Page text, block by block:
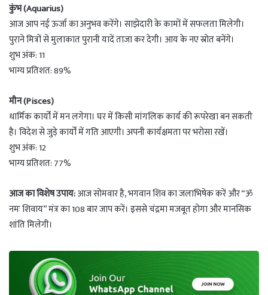
कुंभ (Aquarius)
आज आप नई ऊर्जा का अनुभव करेंगे। साझेदारी के कामों में सफलता मिलेगी।
पुराने मित्रों से मुलाकात पुरानी यादें ताजा कर देगी। आय के नए स्रोत बनेंगे।
शुभ अंक: 11
भाग्य प्रतिशत: 89%
मीन (Pisces)
धार्मिक कार्यों में मन लगेगा। घर में किसी मांगलिक कार्य की रूपरेखा बन सकती
है। विदेश से जुड़े कार्यों में गति आएगी। अपनी कार्यक्षमता पर भरोसा रखें।
शुभ अंक: 12
भाग्य प्रतिशत: 77%
आज का विशेष उपाय:आज सोमवार है, भगवान शिव का जलाभिषेक करें और “ॐ
नमः शिवाय” मंत्र का 108 बार जाप करें। इससे चंद्रमा मजबूत होगा और मानसिक
शांति मिलेगी।